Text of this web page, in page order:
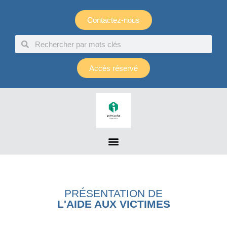
Contactez-nous
Accès réservé
PRÉSENTATION DE
L'AIDE AUX VICTIMES